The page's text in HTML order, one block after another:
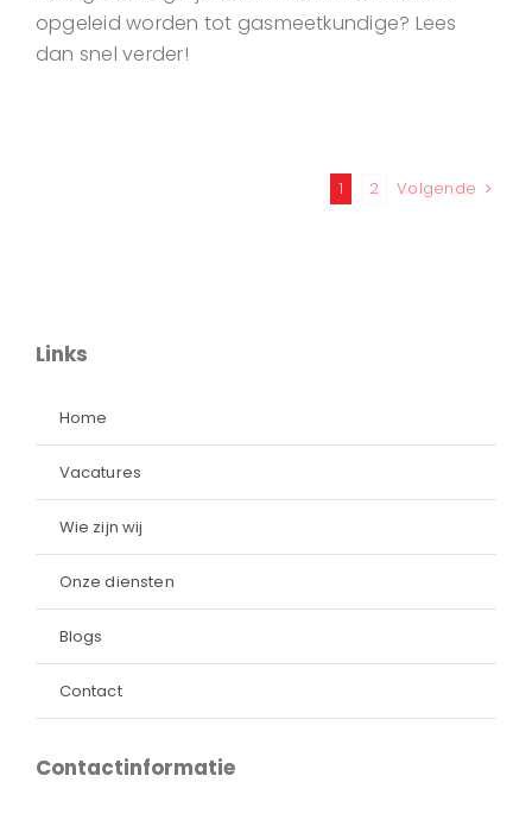
opgeleid worden tot gasmeetkundige? Lees
dan snel verder!
1 2 Volgende
Links
Home
Vacatures
Wie zijn wij
Onze diensten
Blogs
Contact
Contactinformatie